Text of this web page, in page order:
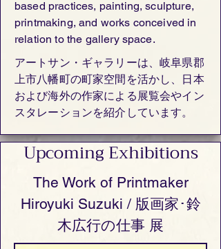
based practices, painting, sculpture,
printmaking, and works conceived in
relation to the gallery space.
アートサン・ギャラリーは、岐阜県郡
上市八幡町の町家空間を活かし、日本
および海外の作家による展覧会やイン
スタレーションを紹介しています。
Upcoming Exhibitions
The Work of Printmaker
Hiroyuki Suzuki / 版画家･鈴
木広行の仕事 展